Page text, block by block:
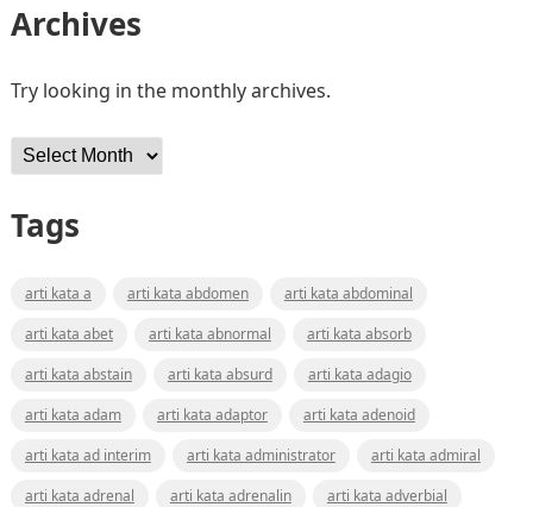
Archives
Try looking in the monthly archives.
Archives
Tags
arti kata a arti kata abdomen
arti kata abdominal
arti kata abet
arti kata abnormal
arti kata absorb
arti kata abstain
arti kata absurd
arti kata adagio
arti kata adam
arti kata adaptor
arti kata adenoid
arti kata ad interim
arti kata administrator
arti kata admiral
arti kata adrenal
arti kata adrenalin
arti kata adverbial